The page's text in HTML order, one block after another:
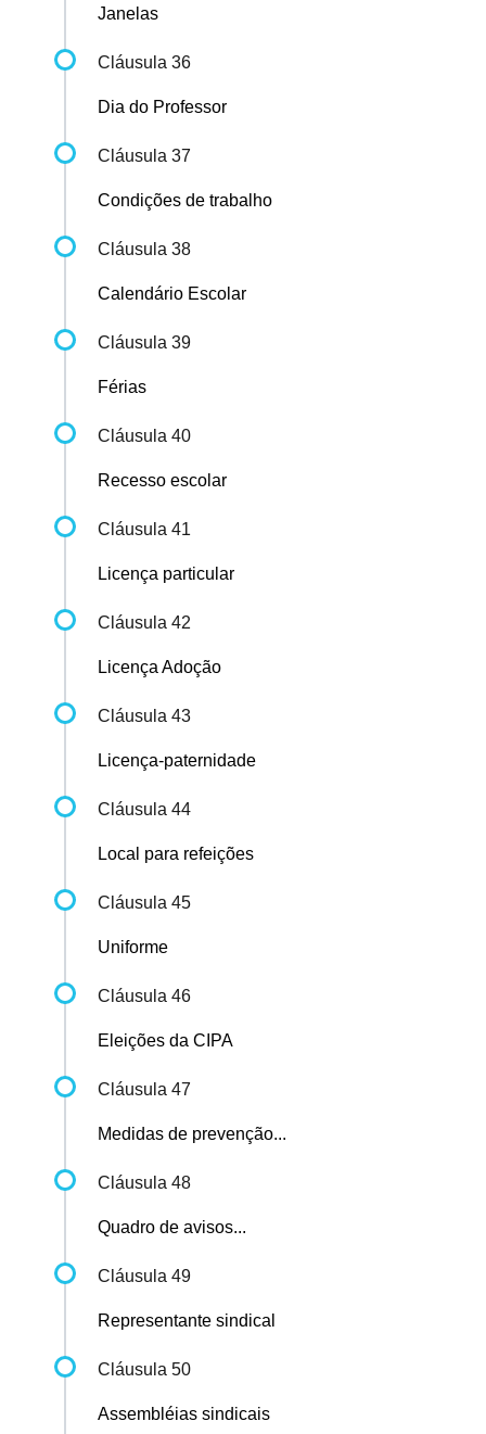
Janelas
Cláusula 36
Dia do Professor
Cláusula 37
Condições de trabalho
Cláusula 38
Calendário Escolar
Cláusula 39
Férias
Cláusula 40
Recesso escolar
Cláusula 41
Licença particular
Cláusula 42
Licença Adoção
Cláusula 43
Licença-paternidade
Cláusula 44
Local para refeições
Cláusula 45
Uniforme
Cláusula 46
Eleições da CIPA
Cláusula 47
Medidas de prevenção...
Cláusula 48
Quadro de avisos...
Cláusula 49
Representante sindical
Cláusula 50
Assembléias sindicais